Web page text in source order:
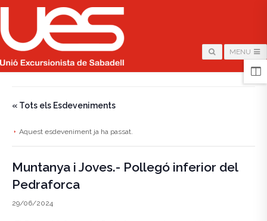
MENU
« Tots els Esdeveniments
Aquest esdeveniment ja ha passat.
Muntanya i Joves.- Pollegó inferior del
Pedraforca
29/06/2024